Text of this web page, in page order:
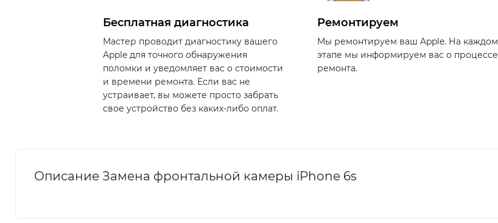
Бесплатная диагностика
Мастер проводит диагностику вашего
Apple для точного обнаружения
поломки и уведомляет вас о стоимости
и времени ремонта. Если вас не
устраивает, вы можете просто забрать
свое устройство без каких-либо оплат.
Ремонтируем
Мы ремонтируем ваш Apple. На каждом
этапе мы информируем вас о процессе
ремонта.
Описание Замена фронтальной камеры iPhone 6s